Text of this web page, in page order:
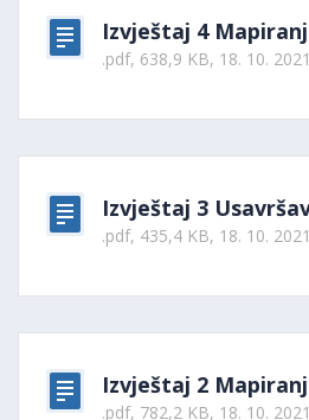
Izvještaj 4
.pdf, 638,9 KB, 18. 10.
Izvještaj 3
.pdf, 435,4 KB, 18. 10.
Izvještaj 2
.pdf, 782,2 KB, 18. 10.